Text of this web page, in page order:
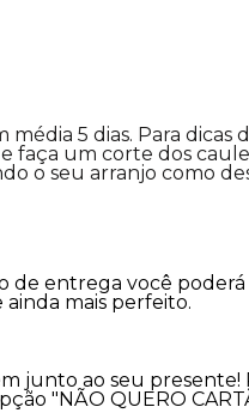
5 dias. Para
faça um corte dos
o seu arranjo como
de entrega você
mais perfeito.
junto ao seu presente!
"NÃO QUERO